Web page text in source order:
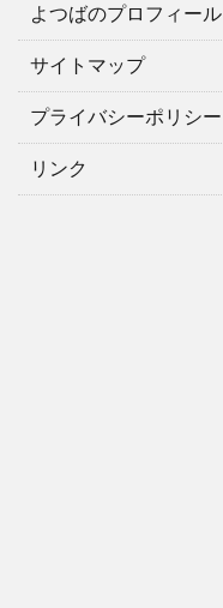
よつばのプロフィール
サイトマップ
プライバシーポリシー
リンク